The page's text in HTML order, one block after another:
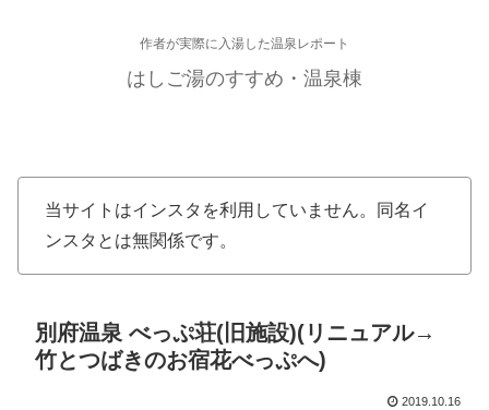
作者が実際に入湯した温泉レポート
はしご湯のすすめ・温泉棟
当サイトはインスタを利用していません。同名イ
ンスタとは無関係です。
別府温泉 べっぷ荘(旧施設)(リニュアル→
竹とつばきのお宿花べっぷへ)
2019.10.16